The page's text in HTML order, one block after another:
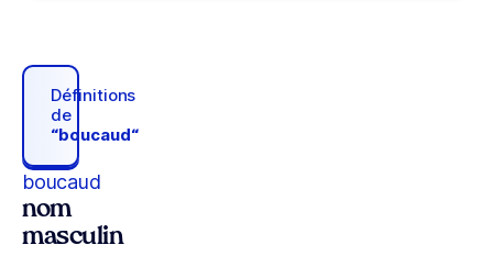
Définitions
de
“boucaud“
boucaud
nom
masculin